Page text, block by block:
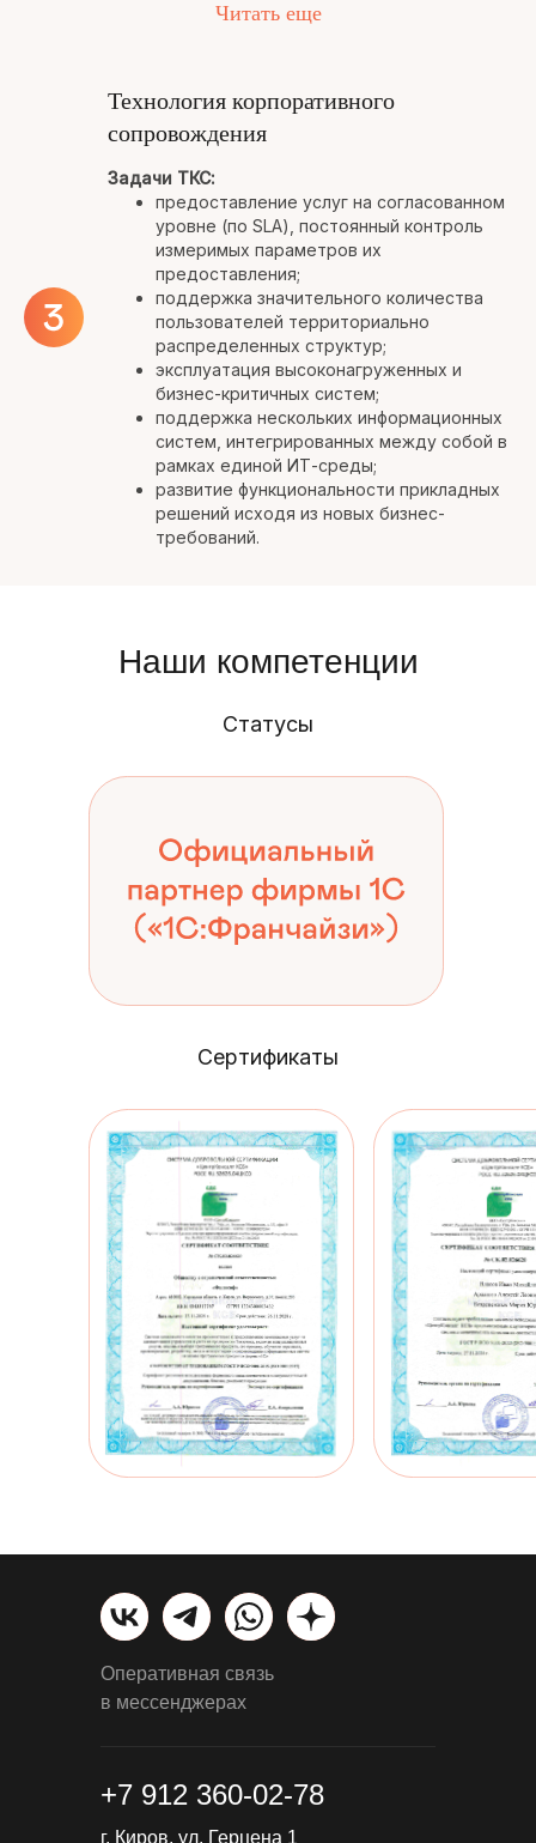
Читать еще
Технология корпоративного
сопровождения
Задачи ТКС:
предоставление услуг на согласованном
уровне (по SLA), постоянный контроль
измеримых параметров их
предоставления;
поддержка значительного количества
пользователей территориально
распределенных структур;
эксплуатация высоконагруженных и
бизнес-критичных систем;
поддержка нескольких информационных
систем, интегрированных между собой в
рамках единой ИТ-среды;
развитие функциональности прикладных
решений исходя из новых бизнес-
требований.
Наши компетенции
Статусы
Сертификаты
+7 912 360-02-78
г. Киров, ул. Герцена 1
Оперативная связь
в мессенджерах